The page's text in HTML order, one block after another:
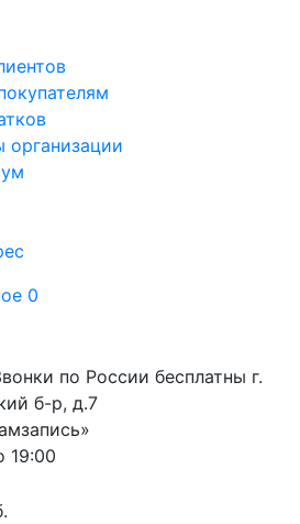
0
по России бесплатны г.
б-р, д.7